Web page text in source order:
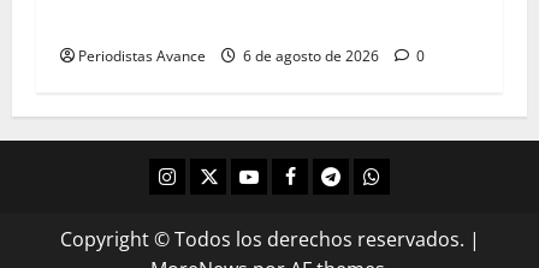
Periodistas Avance 6 de agosto de 2026 0
Copyright © Todos los derechos reservados. |